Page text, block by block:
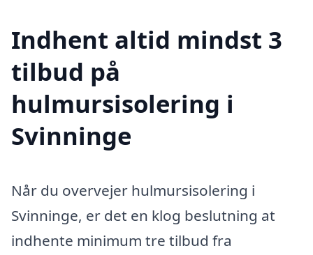
Indhent altid mindst 3
tilbud på
hulmursisolering i
Svinninge
Når du overvejer hulmursisolering i
Svinninge, er det en klog beslutning at
indhente minimum tre tilbud fra